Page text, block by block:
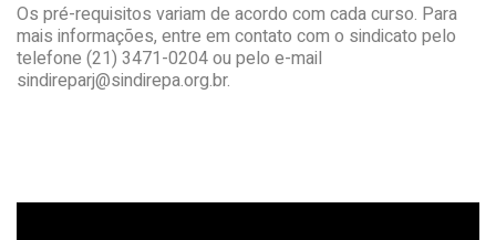
Os pré-requisitos variam de acordo com cada curso. Para
mais informações, entre em contato com o sindicato pelo
telefone (21) 3471-0204 ou pelo e-mail
sindireparj@sindirepa.org.br.